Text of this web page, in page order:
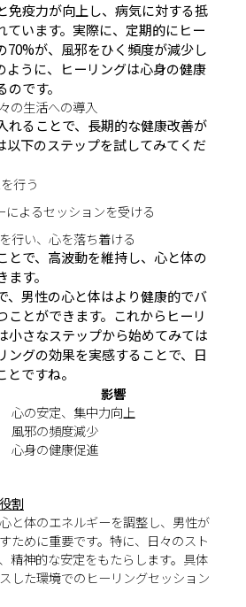
免疫力が向上し、病気に対する抵
ています。実際に、定期的にヒー
70%が、風邪をひく頻度が減少し
ように、ヒーリングは心身の健康
です。
の生活への導入
れることで、長期的な健康改善が
以下のステップを試してみてくだ
行う
よるセッションを受ける
行い、心を落ち着ける
とで、高波動を維持し、心と体の
す。
、男性の心と体はより健康的でバ
ことができます。これからヒーリ
小さなステップから始めてみては
ングの効果を実感することで、日
ですね。
影響
心の安定、集中力向上
風邪の頻度減少
心身の健康促進
割
と体のエネルギーを調整し、男性が
ために重要です。特に、日々のスト
精神的な安定をもたらします。具体
した環境でのヒーリングセッション